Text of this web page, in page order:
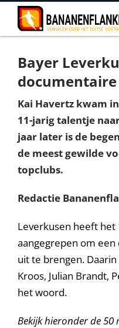
Home
Nieuws
Interviews
Groundhopverhalen
De fans
Achtergrond
Bayer
Kai Havertz kwam
11-jarig talentje
jaar later is de
de meest gewilde
topclubs.
Redactie
Leverkusen heeft het
aangegrepen om
uit te brengen.
Kroos, Julian Brandt,
het woord.
Bekijk hieronder de